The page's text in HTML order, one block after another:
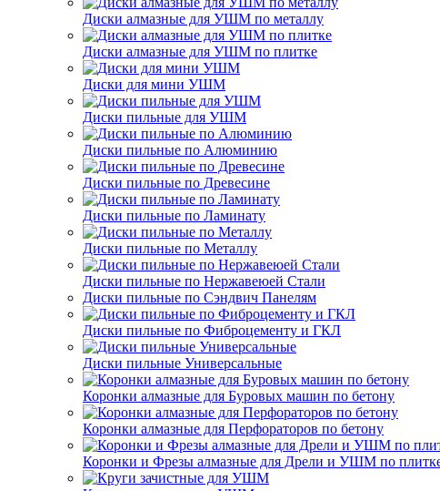
Диски алмазные для УШМ по металлу
Диски алмазные для УШМ по плитке
Диски для мини УШМ
Диски пильные для УШМ
Диски пильные по Алюминию
Диски пильные по Древесине
Диски пильные по Ламинату
Диски пильные по Металлу
Диски пильные по Нержавеюей Стали
Диски пильные по Сэндвич Панелям
Диски пильные по Фиброцементу и ГКЛ
Диски пильные Универсальные
Коронки алмазные для Буровых машин по бетону
Коронки алмазные для Перфораторов по бетону
Коронки и Фрезы алмазные для Дрели и УШМ по